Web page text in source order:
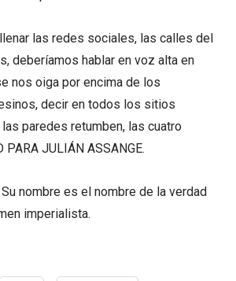
las redes sociales, las calles del
deberíamos hablar en voz alta en
nos oiga por encima de los
decir en todos los sitios
paredes retumben, las cuatro
PARA JULIÁN ASSANGE.
nombre es el nombre de la verdad
imperialista.